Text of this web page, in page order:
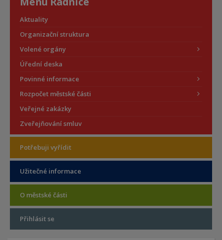
Aktuality
Organizační struktura
Volené orgány
Úřední deska
Povinné informace
Rozpočet městské části
Veřejné zakázky
Zveřejňování smluv
Potřebuji vyřídit
Užitečné informace
O městské části
Přihlásit se